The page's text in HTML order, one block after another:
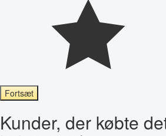
Fortsæt
Kunder, der købte